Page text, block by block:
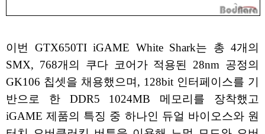
이번 GTX650TI iGAME White Shark는 총 4개의
SMX, 768개의 쿠다 코어가 적용된 28nm 공정의
GK106 칩셋을 채용했으며, 128bit 인터페이스를 기
반으로 한 DDR5 1024MB 메모리를 장착했고
iGAME 제품의 특징 중 하나인 듀얼 바이오스와 원